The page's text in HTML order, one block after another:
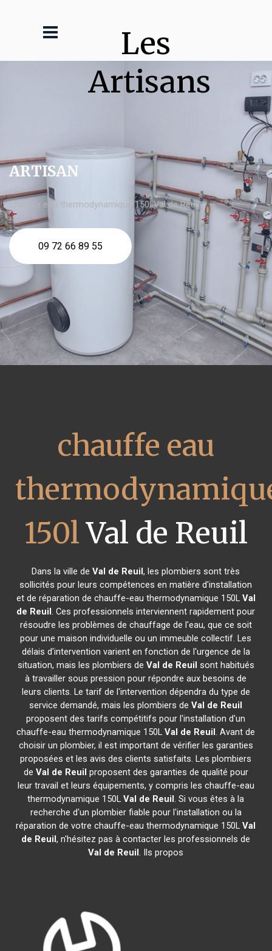
Les
Artisans
ARTISAN
chauffe eau thermodynamique 150l Val de Reuil
09 72 66 89 55
chauffe eau
150lVal de Reuil
Dans la ville deVal de Reuil, les plombiers sont très
sollicités pour leurs compétences en matière d'installation
et de réparation de chauffe-eau thermodynamique 150L Val
de Reuil. Ces professionnels interviennent rapidement pour
résoudre les problèmes de chauffage de l'eau, que ce soit
pour une maison individuelle ou un immeuble collectif. Les
délais d'intervention varient en fonction de l'urgence de la
situation, mais les plombiers de Val de Reuil sont habitués
à travailler sous pression pour répondre aux besoins de
leurs clients. Le tarif de l'intervention dépendra du type de
service demandé, mais les plombiers deVal de Reuil
proposent des tarifs compétitifs pour l'installation d'un
chauffe-eau thermodynamique 150LVal de Reuil. Avant de
choisir un plombier, il est important de vérifier les garanties
proposées et les avis des clients satisfaits. Les plombiers
de Val de Reuil proposent des garanties de qualité pour
leur travail et leurs équipements, y compris les chauffe-eau
thermodynamique 150LVal de Reuil. Si vous êtes à la
recherche d'un plombier fiable pour l'installation ou la
réparation de votre chauffe-eau thermodynamique 150LVal
de Reuil, n'hésitez pas à contacter les professionnels de
Val de Reuil. Ils propos